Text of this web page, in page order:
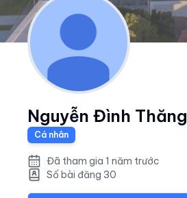
Nguyễn Đình Thăng
Cá nhân
Đã tham gia 1 năm trước
Số bài đăng 30